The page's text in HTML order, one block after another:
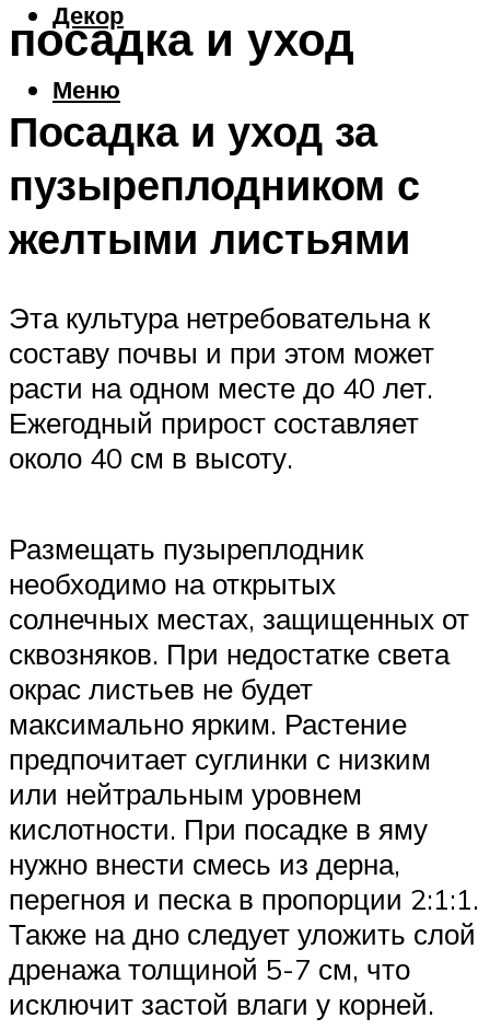
Декор
Меню
посадка и уход
Посадка и уход за
пузыреплодником с
желтыми листьями
Эта культура нетребовательна к
составу почвы и при этом может
расти на одном месте до 40 лет.
Ежегодный прирост составляет
около 40 см в высоту.
Размещать пузыреплодник
необходимо на открытых
солнечных местах, защищенных от
сквозняков. При недостатке света
окрас листьев не будет
максимально ярким. Растение
предпочитает суглинки с низким
или нейтральным уровнем
кислотности. При посадке в яму
нужно внести смесь из дерна,
перегноя и песка в пропорции 2:1:1.
Также на дно следует уложить слой
дренажа толщиной 5-7 см, что
исключит застой влаги у корней.